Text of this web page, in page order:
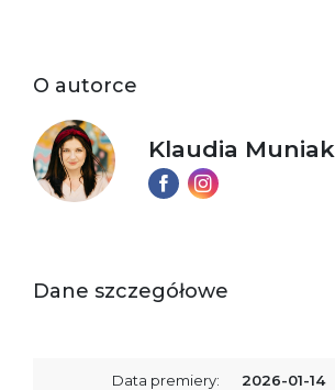
O autorce
Klaudia Muniak
Dane szczegółowe
Data premiery: 2026-01-14